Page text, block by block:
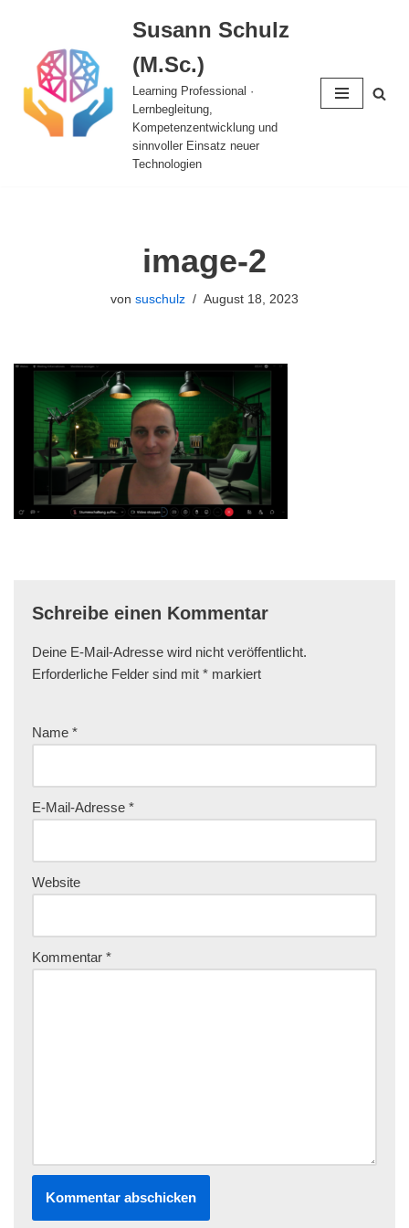
Inhalt
springen
Susann Schulz
(M.Sc.)
Learning Professional ·
Lernbegleitung,
Kompetenzentwicklung und
sinnvoller Einsatz neuer
Technologien
image-2
von suschulz August 18, 2023
Schreibe einen Kommentar
Deine E-Mail-Adresse wird nicht veröffentlicht.
Erforderliche Felder sind mit * markiert
Name *
E-Mail-Adresse *
Website
Kommentar *